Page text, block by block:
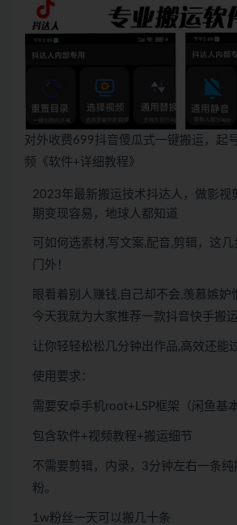
对外收费699抖音傻瓜式一键搬运，起
频《软件+详细教程》
2023年最新搬运技术抖达人，做影视
期变现容易，地球人都知道
可如何选素材,写文案,配音,剪辑，这
门外！
眼看着别人赚钱,自己却不会,羡慕嫉妒
今天我就为大家推荐一款抖音快手搬
让你轻轻松松几分钟出作品,高效还能
使用要求：
需要安卓手机root+LSP框架（闲鱼基
包含软件+视频教程+搬运细节
不需要剪辑，内录，3分钟左右一条纯
粉。
1w粉丝一天可以搬几十条